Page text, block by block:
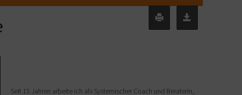
Seit 15 Jahren arbeite ich als Systemischer Coach und Beraterin,